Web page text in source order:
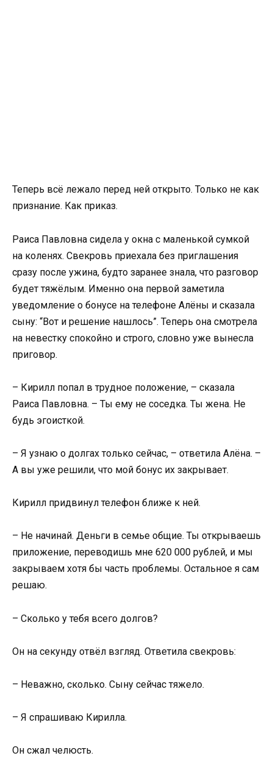
Теперь всё лежало перед ней открыто. Только не как
признание. Как приказ.
Раиса Павловна сидела у окна с маленькой сумкой
на коленях. Свекровь приехала без приглашения
сразу после ужина, будто заранее знала, что разговор
будет тяжёлым. Именно она первой заметила
уведомление о бонусе на телефоне Алёны и сказала
сыну: “Вот и решение нашлось”. Теперь она смотрела
на невестку спокойно и строго, словно уже вынесла
приговор.
– Кирилл попал в трудное положение, – сказала
Раиса Павловна. – Ты ему не соседка. Ты жена. Не
будь эгоисткой.
– Я узнаю о долгах только сейчас, – ответила Алёна. –
А вы уже решили, что мой бонус их закрывает.
Кирилл придвинул телефон ближе к ней.
– Не начинай. Деньги в семье общие. Ты открываешь
приложение, переводишь мне 620 000 рублей, и мы
закрываем хотя бы часть проблемы. Остальное я сам
решаю.
– Сколько у тебя всего долгов?
Он на секунду отвёл взгляд. Ответила свекровь:
– Неважно, сколько. Сыну сейчас тяжело.
– Я спрашиваю Кирилла.
Он сжал челюсть.